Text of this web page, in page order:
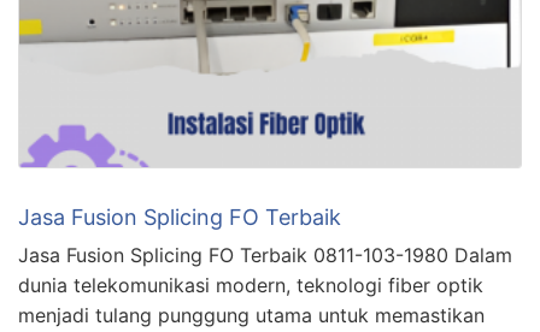
Jasa Fusion Splicing FO Terbaik
Jasa Fusion Splicing FO Terbaik 0811-103-1980 Dalam
dunia telekomunikasi modern, teknologi fiber optik
menjadi tulang punggung utama untuk memastikan